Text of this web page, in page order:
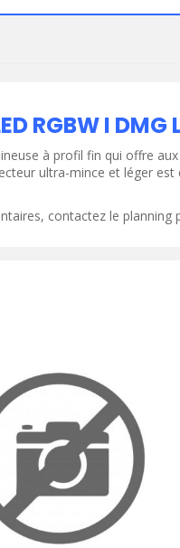
RGBW I DMG
à profil fin qui offre
ultra-mince et léger
contactez le planning